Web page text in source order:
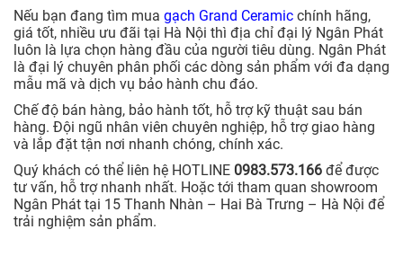
Nếu bạn đang tìm mua gạch Grand Ceramic chính hãng,
giá tốt, nhiều ưu đãi tại Hà Nội thì địa chỉ đại lý Ngân Phát
luôn là lựa chọn hàng đầu của người tiêu dùng. Ngân Phát
là đại lý chuyên phân phối các dòng sản phẩm với đa dạng
mẫu mã và dịch vụ bảo hành chu đáo.
Chế độ bán hàng, bảo hành tốt, hỗ trợ kỹ thuật sau bán
hàng. Đội ngũ nhân viên chuyên nghiệp, hỗ trợ giao hàng
và lắp đặt tận nơi nhanh chóng, chính xác.
Quý khách có thể liên hệ HOTLINE 0983.573.166 để được
tư vấn, hỗ trợ nhanh nhất. Hoặc tới tham quan showroom
Ngân Phát tại 15 Thanh Nhàn – Hai Bà Trưng – Hà Nội để
trải nghiệm sản phẩm.